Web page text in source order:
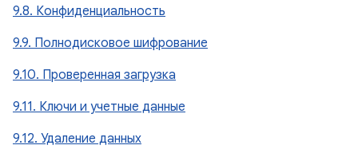
9.8. Конфиденциальность
9.9. Полнодисковое шифрование
9.10. Проверенная загрузка
9.11. Ключи и учетные данные
9.12. Удаление данных